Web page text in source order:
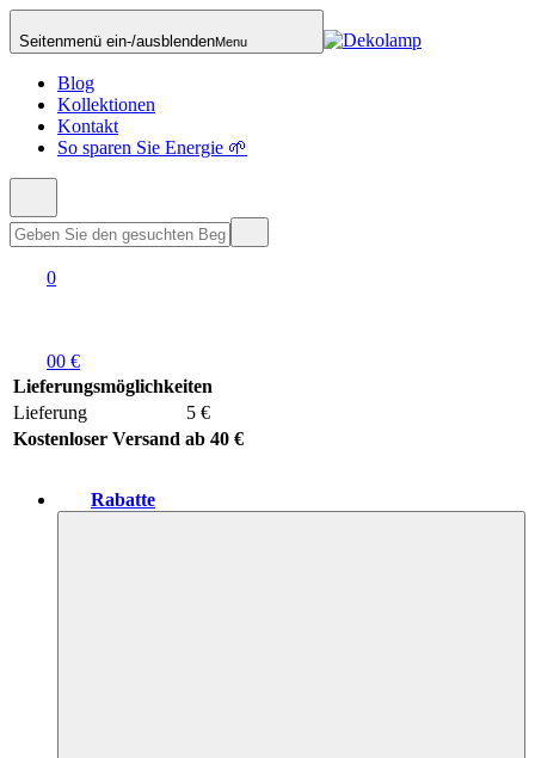
Seitenmenü ein-/ausblendenMenu
Blog
Kollektionen
Kontakt
So sparen Sie Energie 🌱
0
00 €
Lieferungsmöglichkeiten
Lieferung
5 €
Kostenloser Versand ab 40 €
Rabatte